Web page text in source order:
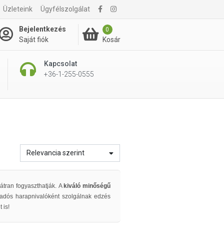
Üzleteink Ügyfélszolgálat
Bejelentkezés
Saját fiók
0
Kosár
Kapcsolat
+36-1-255-0555
Relevancia szerint
fogyaszthatják. A kiváló minőségű
harapnivalóként szolgálnak edzés
is!